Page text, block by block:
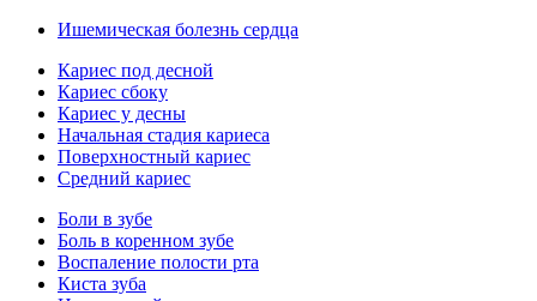
Ишемическая болезнь сердца
Кариес под десной
Кариес сбоку
Кариес у десны
Начальная стадия кариеса
Поверхностный кариес
Средний кариес
Боли в зубе
Боль в коренном зубе
Воспаление полости рта
Киста зуба